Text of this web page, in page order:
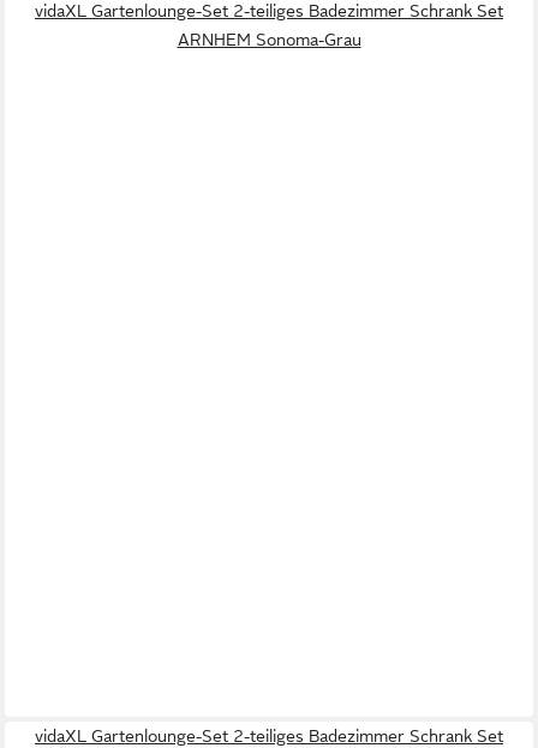
vidaXL Gartenlounge-Set 2-teiliges Badezimmer Schrank Set
ARNHEM Sonoma-Grau
vidaXL Gartenlounge-Set 2-teiliges Badezimmer Schrank Set